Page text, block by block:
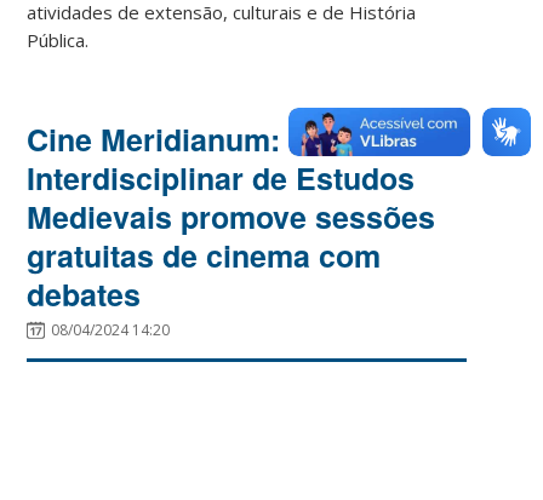
atividades de extensão, culturais e de História
Pública.
Cine Meridianum: Núcleo
Interdisciplinar de Estudos
Medievais promove sessões
gratuitas de cinema com
debates
08/04/2024 14:20